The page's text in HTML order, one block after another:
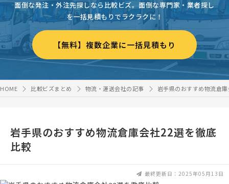
面倒な発注・外注先探しなら比較ビズ。 面倒な専門家・業者探し
を一括見積もりでラクラクに！
【無料】複数企業に一括見積もり
HOME 比較ビズまとめ 物流・運送会社の記事 岩手県のおすすめ物流倉
岩手県のおすすめ物流倉庫会社22選を徹底
比較
最終更新日：2025年05月13日